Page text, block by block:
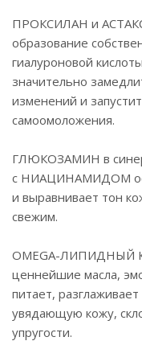
ПРОКСИЛАН и
образование
гиалуроновой
значительно
изменений и
самоомоложения.
ГЛЮКОЗАМИН в
с НИАЦИНАМИДОМ
и выравнивает тон
свежим.
OMEGA-ЛИПИДНЫЙ
ценнейшие масла,
питает,
увядающую кожу,
упругости.